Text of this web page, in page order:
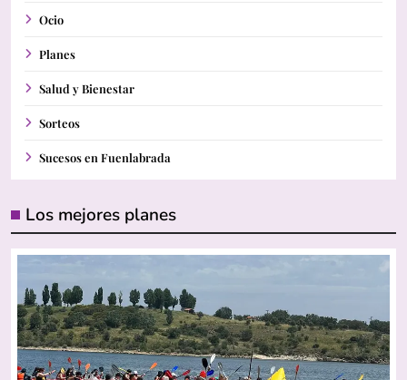
Ocio
Planes
Salud y Bienestar
Sorteos
Sucesos en Fuenlabrada
Los mejores planes